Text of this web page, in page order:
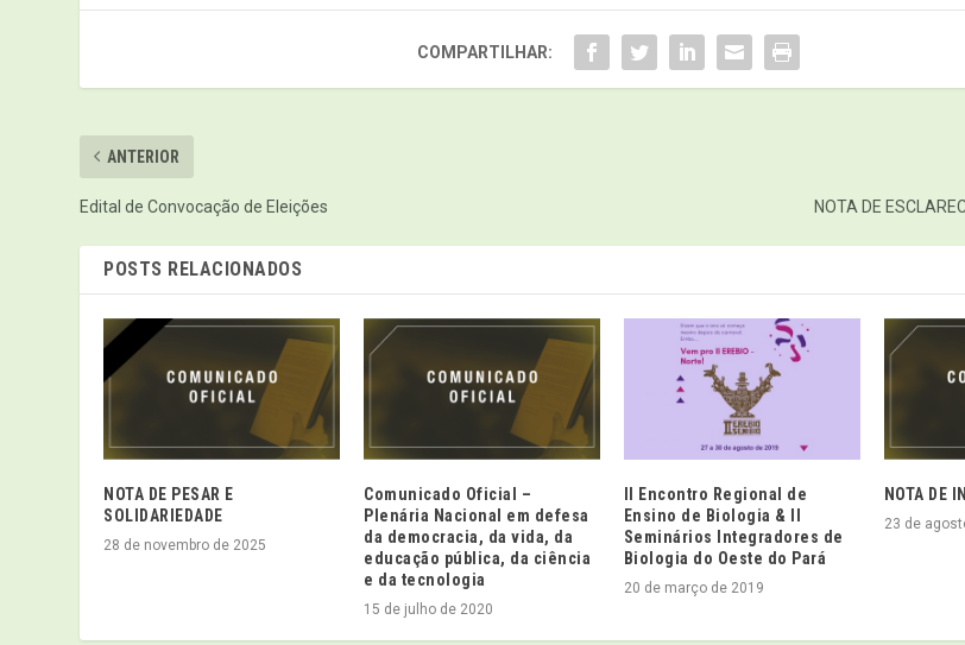
COMPARTILHAR:
ANTERIOR
Edital de Convocação de Eleições NOTA DE
POSTS RELACIONADOS
NOTA DE PESAR E
SOLIDARIEDADE
28 de novembro de 2025
Comunicado Oficial –
Plenária Nacional em defesa
da democracia, da vida, da
educação pública, da ciência
e da tecnologia
15 de julho de 2020
II Encontro Regional de
Ensino de Biologia & II
Seminários Integradores de
Biologia do Oeste do Pará
20 de março de 2019
NOTA DE
23 de